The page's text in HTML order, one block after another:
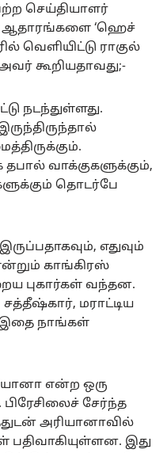
செய்தியாளர்
ஆதாரங்களை ‘ஹெச்
வெளியிட்டு ராகுல்
கூறியதாவது;-
நடந்துள்ளது.
வாக்குகளுக்கும்,
தொடர்பே
எதுவும்
காங்கிரஸ்
புகார்கள் வந்தன.
மராட்டிய
இதை நாங்கள்
என்ற ஒரு
பிரேசிலைச் சேர்ந்த
அரியானாவில்
பதிவாகியுள்ளன. இது